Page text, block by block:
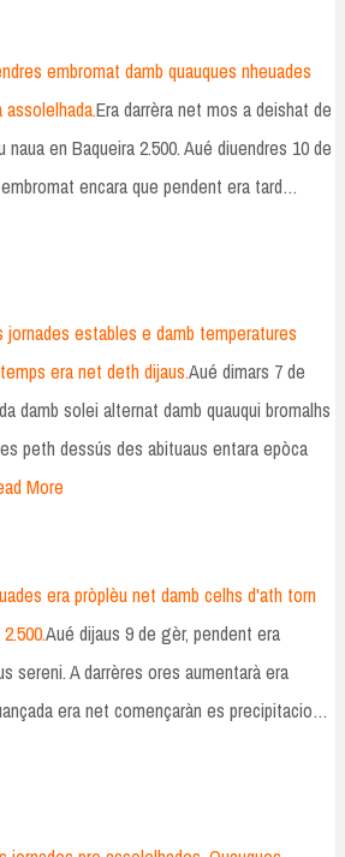
embromat damb quauques nheuades
assolelhada.Era darrèra net mos a deishat de
naua en Baqueira 2.500. Aué diuendres 10 de
encara que pendent era tard…
jornades estables e damb temperatures
era net deth dijaus.Aué dimars 7 de
damb solei alternat damb quauqui bromalhs
peth dessús des abituaus entara epòca
More
era pròplèu net damb celhs d'ath torn
Aué dijaus 9 de gèr, pendent era
sereni. A darrères ores aumentarà era
era net començaràn es precipitacio…